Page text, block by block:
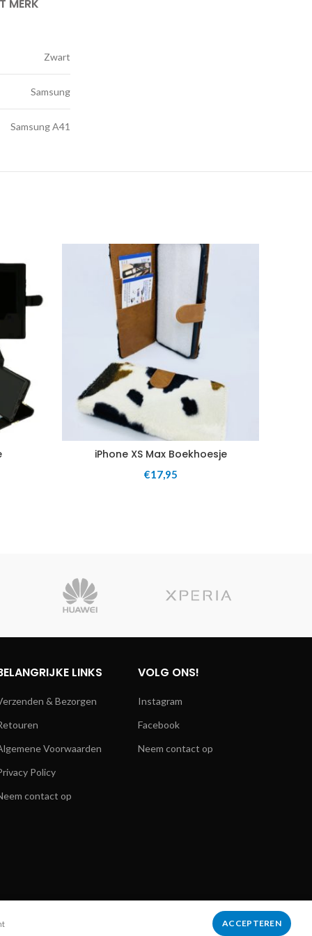
MERK
Zwart
Samsung
Samsung A41
iPhone XS Max Boekhoesje
€17,95
LINKS
& Bezorgen
Voorwaarden
Policy
contact op
VOLG ONS!
Instagram
Facebook
Neem contact op
ACCEPTEREN